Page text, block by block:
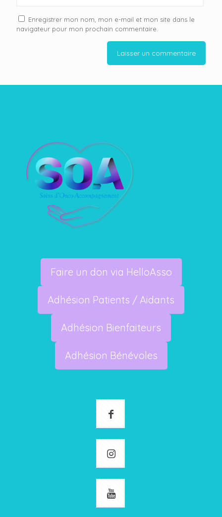
Enregistrer mon nom, mon e-mail et mon site dans le
navigateur pour mon prochain commentaire.
Faire un don via HelloAsso
Adhésion Patients / Aidants
Adhésion Bienfaiteurs
Adhésion Bénévoles